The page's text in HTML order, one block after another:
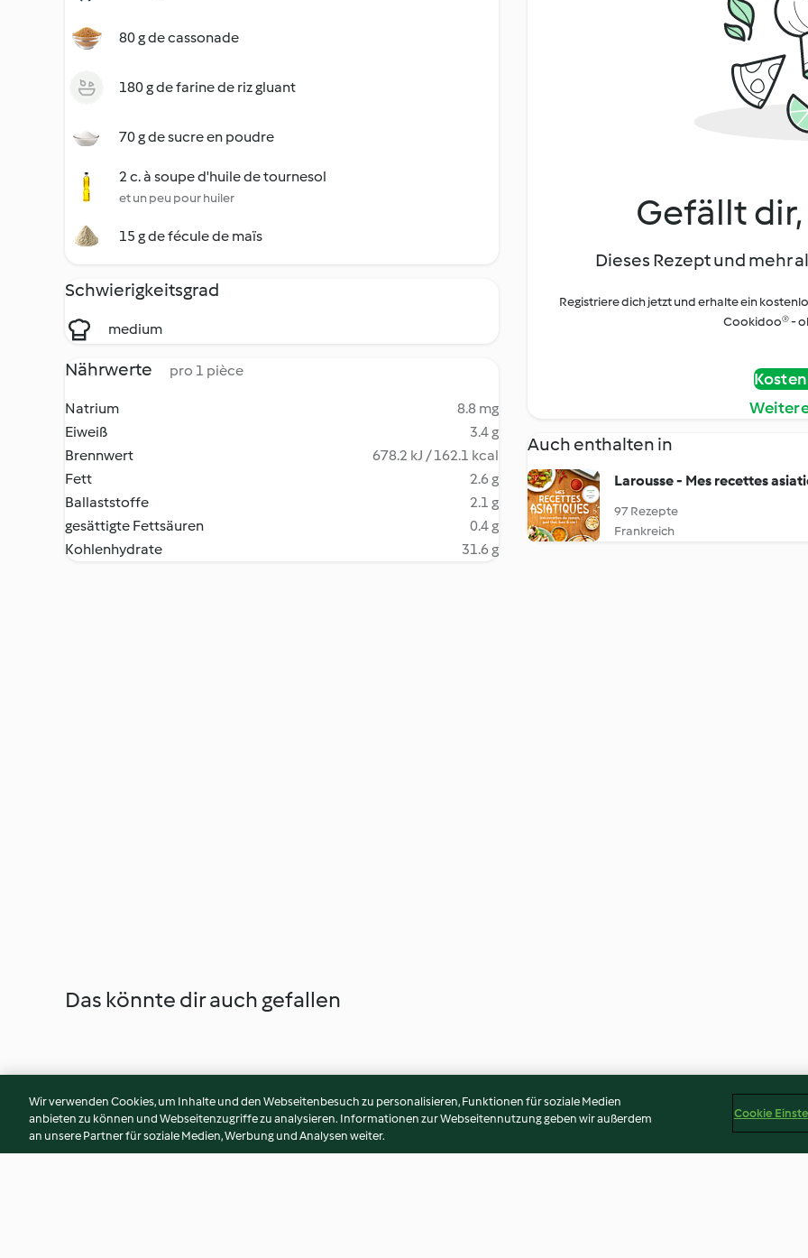
80 g de cassonade
180 g de farine de riz gluant
70 g de sucre en poudre
2 c. à soupe d'huile de tournesol
et un peu pour huiler
15 g de fécule de maïs
Schwierigkeitsgrad
medium
Nährwerte pro 1 pièce
Natrium
8.8 mg
Eiweiß
3.4 g
Brennwert
678.2 kJ / 162.1 kcal
Fett
2.6 g
Ballaststoffe
2.1 g
gesättigte Fettsäuren
0.4 g
Kohlenhydrate
31.6 g
Gefällt
Dieses Rezept und mehr
Registriere dich jetzt und erhalte ein
Cookidoo® -
Auch enthalten in
Larousse - Mes recettes
97 Rezepte
Frankreich
Das könnte dir auch gefallen
Wir verwenden Cookies, um Inhalte und den Webseitenbesuch zu personalisieren, Funktionen für soziale Medien
anbieten zu können und Webseitenzugriffe zu analysieren. Informationen zur Webseitennutzung geben wir außerdem
an unsere Partner für soziale Medien, Werbung und Analysen weiter.
Cookie